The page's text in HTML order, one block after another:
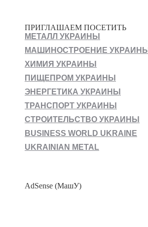
ПРИГЛАШАЕМ ПОСЕТИТЬ
МЕТАЛЛ УКРАИНЫ
МАШИНОСТРОЕНИЕ УКРАИНЫ
ХИМИЯ УКРАИНЫ
ПИЩЕПРОМ УКРАИНЫ
ЭНЕРГЕТИКА УКРАИНЫ
ТРАНСПОРТ УКРАИНЫ
СТРОИТЕЛЬСТВО УКРАИНЫ
BUSINESS WORLD UKRAINE
UKRAINIAN METAL
AdSense (МашУ)